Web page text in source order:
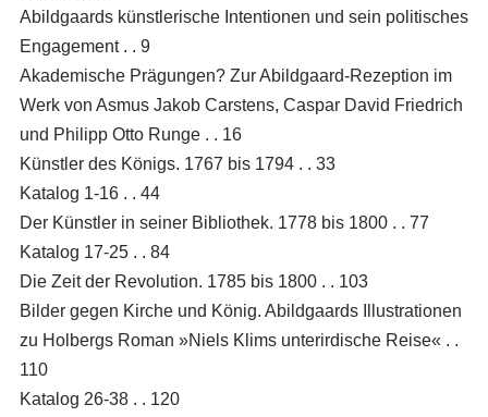
Abildgaards künstlerische Intentionen und sein politisches
Engagement . . 9
Akademische Prägungen? Zur Abildgaard-Rezeption im
Werk von Asmus Jakob Carstens, Caspar David Friedrich
und Philipp Otto Runge . . 16
Künstler des Königs. 1767 bis 1794 . . 33
Katalog 1-16 . . 44
Der Künstler in seiner Bibliothek. 1778 bis 1800 . . 77
Katalog 17-25 . . 84
Die Zeit der Revolution. 1785 bis 1800 . . 103
Bilder gegen Kirche und König. Abildgaards Illustrationen
zu Holbergs Roman »Niels Klims unterirdische Reise« . .
110
Katalog 26-38 . . 120